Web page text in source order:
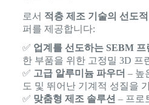
로서 적층 제조 기술의 선도적
퍼를 제공합니다:
✅ 업계를 선도하는 SEBM 프
한 부품을 위한 고정밀 3D 프
✅ 고급 알루미늄 파우더 – 높
도 및 뛰어난 기계적 성질을
✅ 맞춤형 제조 솔루션 – 프로